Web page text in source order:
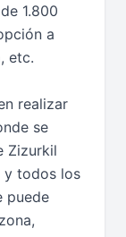
1.800
a
etc.
realizar
se
Zizurkil
y todos los
puede